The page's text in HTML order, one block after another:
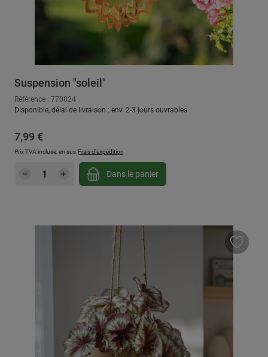
Suspension "soleil"
Référence : 770824
Disponible, délai de livraison : env. 2-3 jours ouvrables
Prix régulier :
7,99 €
Prix TVA incluse, en sus Frais d'expédition
Quantité de produit : Entrez la quantité
Dans le panier